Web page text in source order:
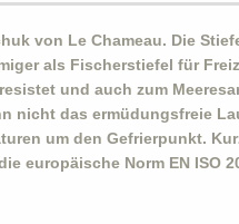
von Le Chameau. Die
als Fischerstiefel für
und auch zum
nicht das ermüdungsfreie
um den Gefrierpunkt.
Norm EN ISO